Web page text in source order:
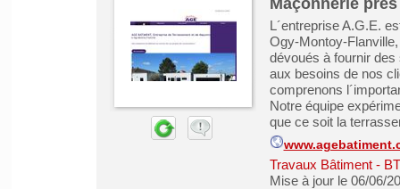
Maçonnerie
L´entreprise A.G.E.
Ogy-Montoy-
dévoués à fournir
aux besoins de nos
comprenons
Notre équipe
que ce soit la
Travaux Bâtiment -
Mise à jour le 06/06/